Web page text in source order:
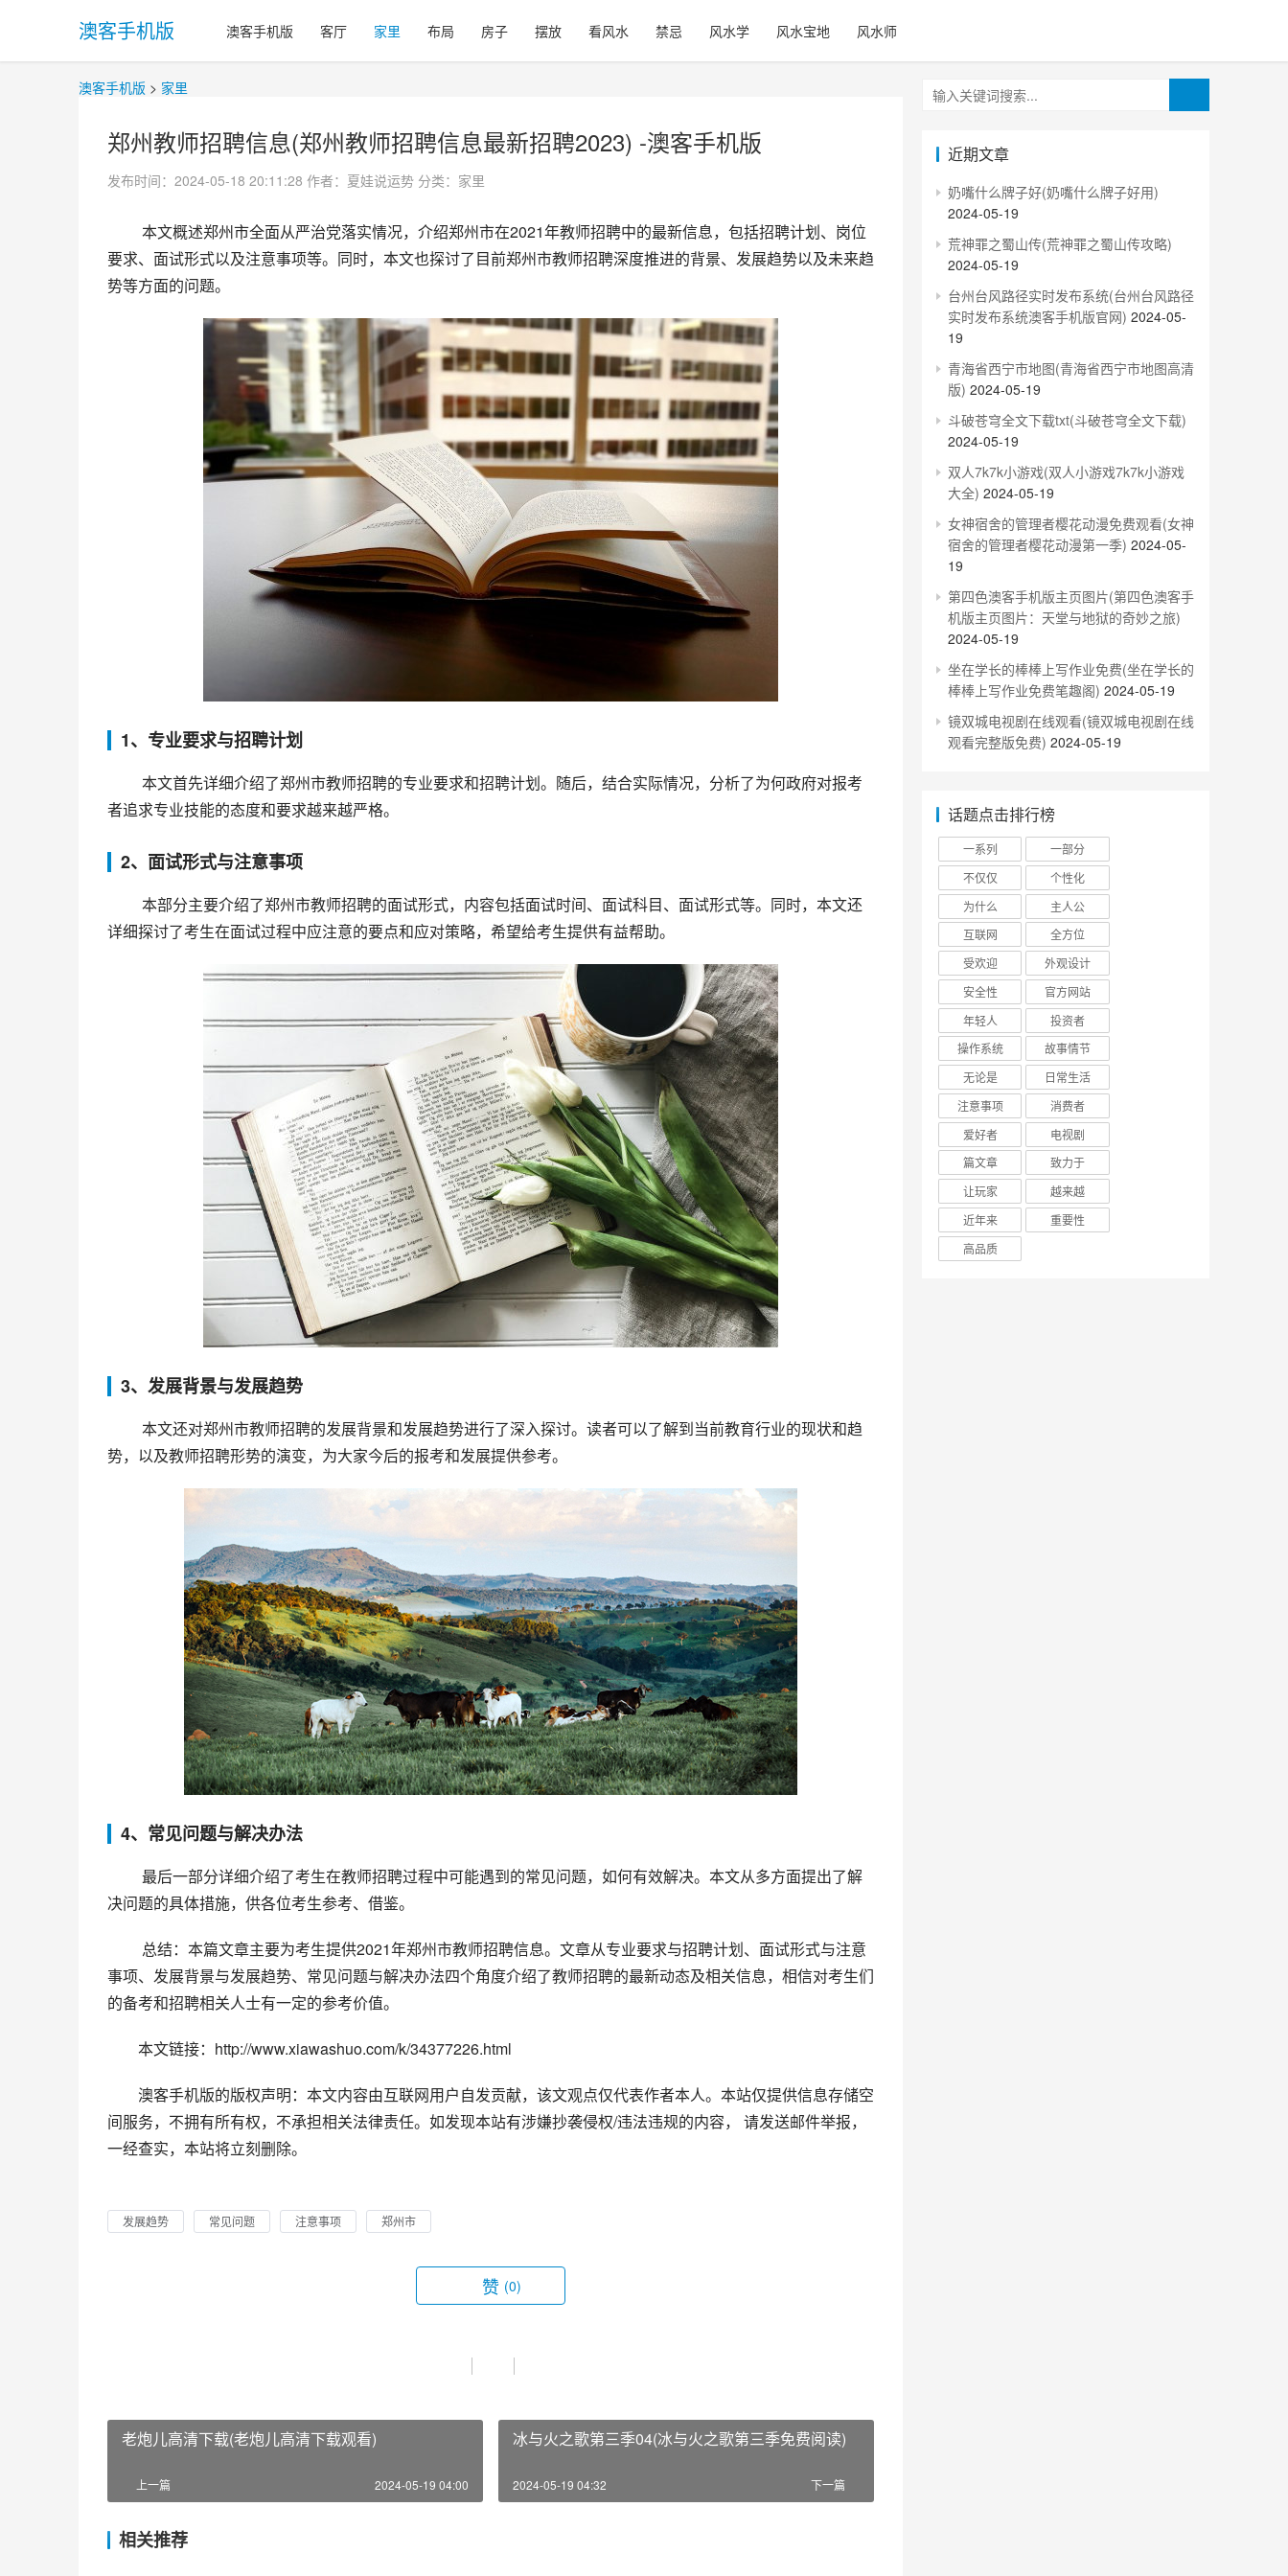
澳客手机版 澳客手机版 客厅 家里 布局 房子 摆放 看风水 禁忌 风水学 风水宝地 风水师
澳客手机版 > 家里
郑州教师招聘信息(郑州教师招聘信息最新招聘2023) -澳客手机版
发布时间：2024-05-18 20:11:28 作者：夏娃说运势 分类： 家里
要求、面试形式以及注意事项等。同时，本文也探讨了目前郑州市教师招聘深度推进的背景、发展趋势以及未来趋
势等方面的问题。
1、专业要求与招聘计划
者追求专业技能的态度和要求越来越严格。
2、面试形式与注意事项
详细探讨了考生在面试过程中应注意的要点和应对策略，希望给考生提供有益帮助。
3、发展背景与发展趋势
势，以及教师招聘形势的演变，为大家今后的报考和发展提供参考。
4、常见问题与解决办法
决问题的具体措施，供各位考生参考、借鉴。
事项、发展背景与发展趋势、常见问题与解决办法四个角度介绍了教师招聘的最新动态及相关信息，相信对考生们
的备考和招聘相关人士有一定的参考价值。
本文链接：http://www.xiawashuo.com/k/34377226.html
澳客手机版的版权声明：本文内容由互联网用户自发贡献，该文观点仅代表作者本人。本站仅提供信息存储空
间服务，不拥有所有权，不承担相关法律责任。如发现本站有涉嫌抄袭侵权/违法违规的内容， 请发送邮件举报，
一经查实，本站将立刻删除。
发展趋势 常见问题 注意事项 郑州市
赞 (0)
老炮儿高清下载(老炮儿高清下载观看)
上一篇 2024-05-19 04:00
冰与火之歌第三季04(冰与火之歌第三季免费阅读)
下一篇
2024-05-19 04:32
相关推荐
近期文章
奶嘴什么牌子好(奶嘴什么牌子好用)
2024-05-19
荒神罪之蜀山传(荒神罪之蜀山传攻略)
2024-05-19
台州台风路径实时发布系统(台州台风路径
实时发布系统澳客手机版官网) 2024-05-
19
青海省西宁市地图(青海省西宁市地图高清
版) 2024-05-19
斗破苍穹全文下载txt(斗破苍穹全文下载)
2024-05-19
双人7k7k小游戏(双人小游戏7k7k小游戏
大全) 2024-05-19
女神宿舍的管理者樱花动漫免费观看(女神
宿舍的管理者樱花动漫第一季) 2024-05-
19
第四色澳客手机版主页图片(第四色澳客手
机版主页图片：天堂与地狱的奇妙之旅)
2024-05-19
坐在学长的棒棒上写作业免费(坐在学长的
棒棒上写作业免费笔趣阁) 2024-05-19
镜双城电视剧在线观看(镜双城电视剧在线
观看完整版免费) 2024-05-19
话题点击排行榜
一系列
一部分
不仅仅
个性化
为什么
主人公
互联网
全方位
受欢迎
外观设计
安全性
官方网站
年轻人
投资者
操作系统
故事情节
无论是
日常生活
注意事项
消费者
爱好者
电视剧
篇文章
致力于
让玩家
越来越
近年来
重要性
高品质